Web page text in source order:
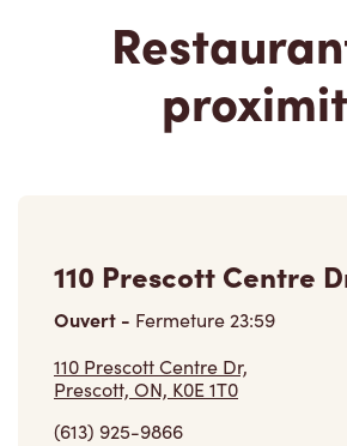
110 Prescott Centre
Ouvert - Fermeture23:59
110 Prescott Centre Dr,
Prescott, ON, K0E 1T0
(613) 925-9866